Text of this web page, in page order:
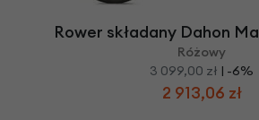
Rower składany Dahon
Różowy
3 099,00 zł | -6%
2 913,06 zł